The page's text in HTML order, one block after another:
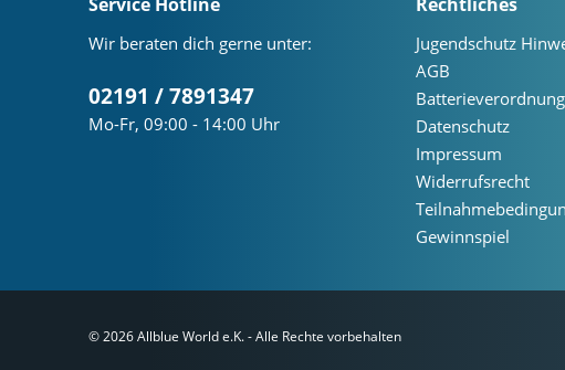
Wir beraten dich gerne unter:
02191 / 7891347
Mo-Fr, 09:00 - 14:00 Uhr
Jugendschutz
AGB
Batterieverordnung
Datenschutz
Impressum
Widerrufsrecht
Gewinnspiel
© 2026 Allblue World e.K. - Alle Rechte vorbehalten